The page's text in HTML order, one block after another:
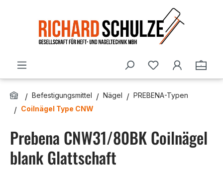
Du hast 0
Befestigungsmittel Nägel
PREBENA-Typen
Coilnägel Type CNW
Prebena CNW31/80BK Coilnägel
blank Glattschaft